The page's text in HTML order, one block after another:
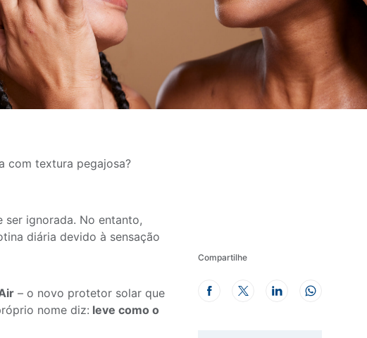
com textura pegajosa?
ignorada. No entanto,
diária devido à sensação
– o novo protetor solar que
nome diz: leve como o
Compartilhe